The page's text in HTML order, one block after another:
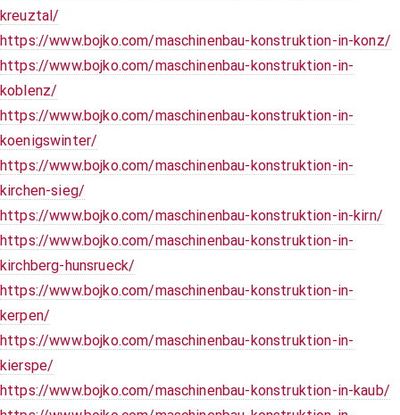
kreuztal/
https://www.bojko.com/maschinenbau-konstruktion-in-konz/
https://www.bojko.com/maschinenbau-konstruktion-in-
koblenz/
https://www.bojko.com/maschinenbau-konstruktion-in-
koenigswinter/
https://www.bojko.com/maschinenbau-konstruktion-in-
kirchen-sieg/
https://www.bojko.com/maschinenbau-konstruktion-in-kirn/
https://www.bojko.com/maschinenbau-konstruktion-in-
kirchberg-hunsrueck/
https://www.bojko.com/maschinenbau-konstruktion-in-
kerpen/
https://www.bojko.com/maschinenbau-konstruktion-in-
kierspe/
https://www.bojko.com/maschinenbau-konstruktion-in-kaub/